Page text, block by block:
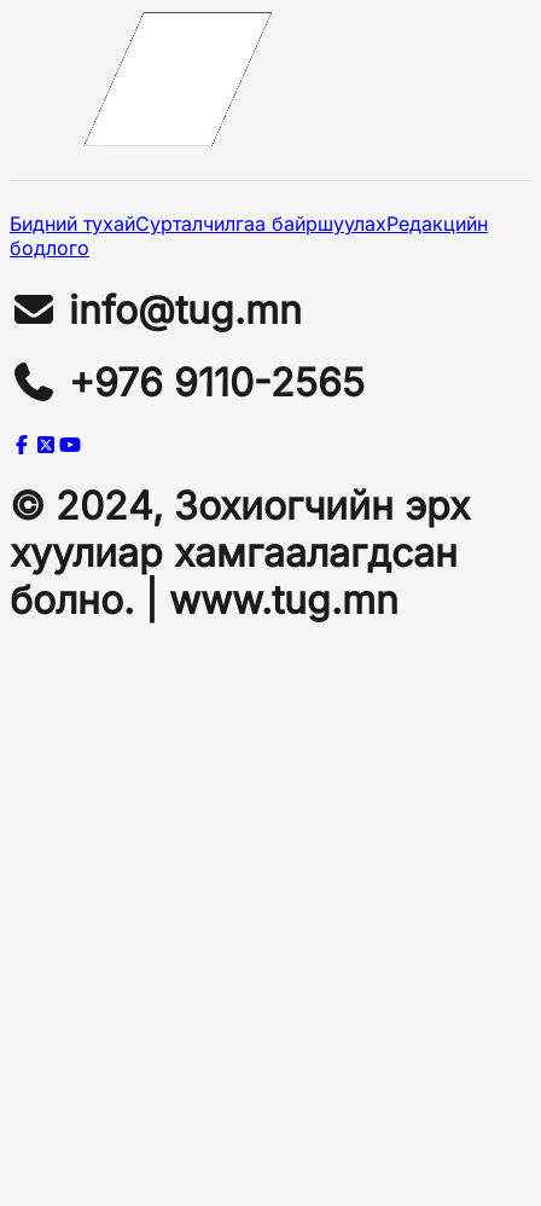
Бидний тухайСурталчилгаа байршуулахРедакцийн
бодлого
info@tug.mn
+976 9110-2565
© 2024, Зохиогчийн эрх
хуулиар хамгаалагдсан
болно. | www.tug.mn